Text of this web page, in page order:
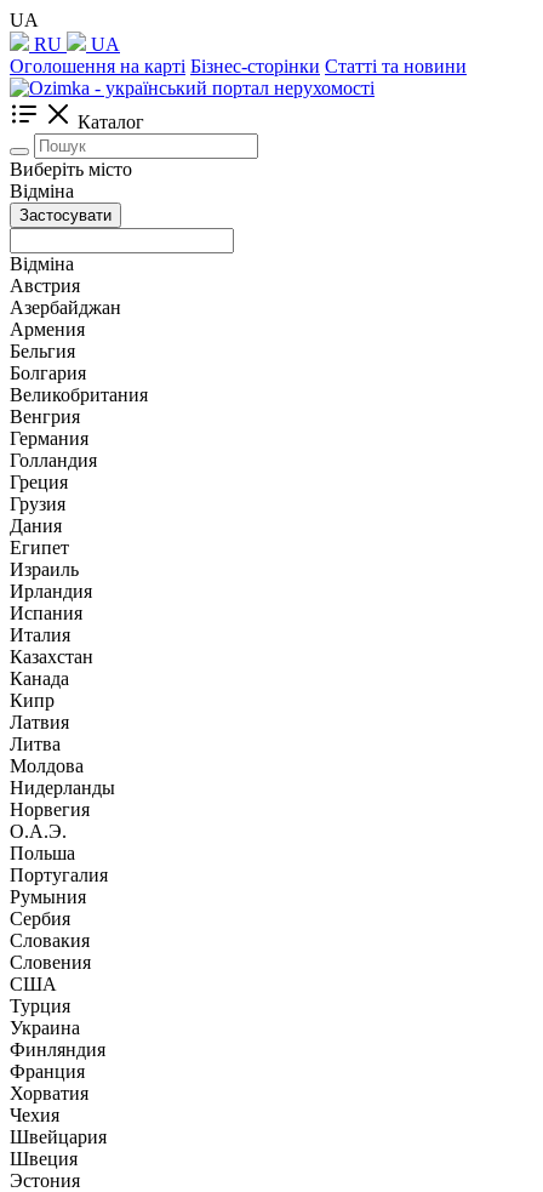
UA
RU
UA
Оголошення на карті Бізнес-сторінки Статті та новини
Каталог
Виберіть місто
Відміна
Застосувати
Відміна
Австрия
Азербайджан
Армения
Бельгия
Болгария
Великобритания
Венгрия
Германия
Голландия
Греция
Грузия
Дания
Египет
Израиль
Ирландия
Испания
Италия
Казахстан
Канада
Кипр
Латвия
Литва
Молдова
Нидерланды
Норвегия
О.А.Э.
Польша
Португалия
Румыния
Сербия
Словакия
Словения
США
Турция
Украина
Финляндия
Франция
Хорватия
Чехия
Швейцария
Швеция
Эстония